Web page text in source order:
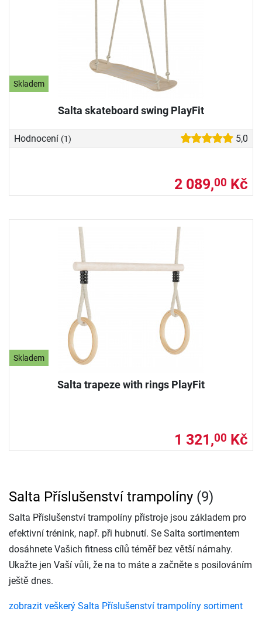
Skladem
Salta skateboard swing PlayFit
Hodnocení (1) 5,0
2 089,00 Kč
Skladem
Salta trapeze with rings PlayFit
1 321,00 Kč
Salta Příslušenství trampolíny (9)
Salta Příslušenství trampolíny přístroje jsou základem pro
efektivní trénink, např. při hubnutí. Se Salta sortimentem
dosáhnete Vašich fitness cílů téměř bez větší námahy.
Ukažte jen Vaší vůli, že na to máte a začněte s posilováním
ještě dnes.
zobrazit veškerý Salta Příslušenství trampolíny sortiment